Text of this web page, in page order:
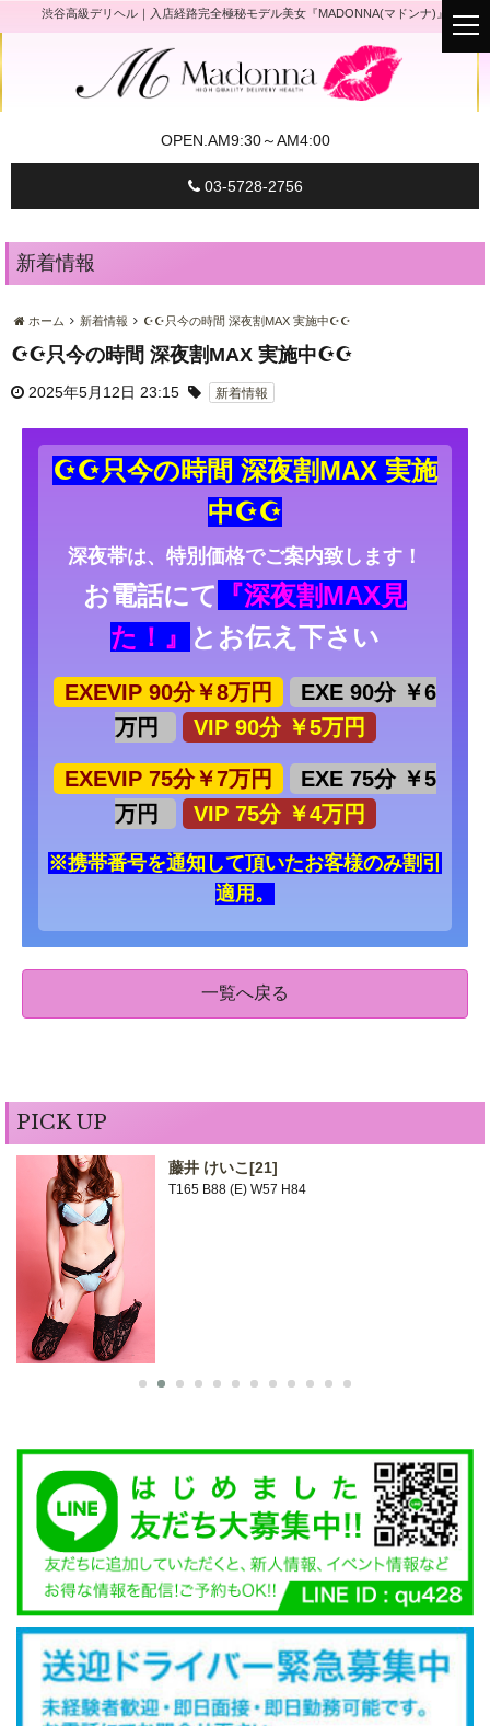
渋谷高級デリヘル｜入店経路完全極秘モデル美女『MADONNA(マドンナ)』
OPEN. AM9:30～AM4:00
03-5728-2756
新着情報
ホーム 新着情報 ☪☪只今の時間 深夜割MAX 実施中☪☪
☪☪只今の時間 深夜割MAX 実施中☪☪
2025年5月12日 23:15 新着情報
☪☪只今の時間 深夜割MAX 実施
中☪☪
深夜帯は、特別価格でご案内致します！
お電話にて
『深夜割MAX見
た！』
とお伝え下さい
EXEVIP 90分￥8万円
EXE 90分 ￥6
万円
VIP 90分 ￥5万円
EXEVIP 75分￥7万円
EXE 75分 ￥5
万円
VIP 75分 ￥4万円
※携帯番号を通知して頂いたお客様のみ割引
適用。
一覧へ戻る
PICK UP
藤井 けいこ[21]
T165 B88 (E) W57 H84
t
o
g
i
t